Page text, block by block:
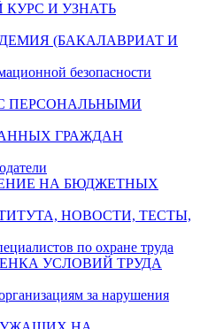
КУРС И УЗНАТЬ
(БАКАЛАВРИАТ И
безопасности
ПЕРСОНАЛЬНЫМИ
ГРАЖДАН
НА БЮДЖЕТНЫХ
НОВОСТИ, ТЕСТЫ,
по охране труда
УСЛОВИЙ ТРУДА
за нарушения